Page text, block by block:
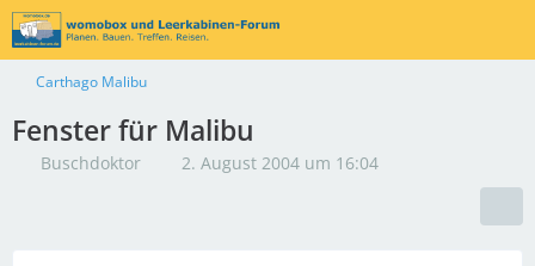
Carthago Malibu
Fenster für Malibu
Buschdoktor 2. August 2004 um 16:04